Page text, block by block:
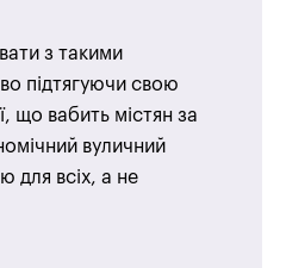
з такими
підтягуючи свою
що вабить містян за
вуличний
для всіх, а не